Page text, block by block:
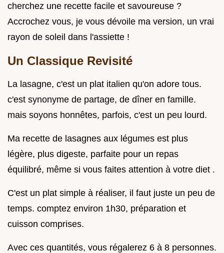
cherchez une recette facile et savoureuse ?
Accrochez vous, je vous dévoile ma version, un vrai
rayon de soleil dans l'assiette !
Un Classique Revisité
La lasagne, c'est un plat italien qu'on adore tous.
c'est synonyme de partage, de dîner en famille.
mais soyons honnêtes, parfois, c'est un peu lourd.
Ma recette de lasagnes aux légumes est plus
légère, plus digeste, parfaite pour un repas
équilibré, même si vous faites attention à votre diet .
C'est un plat simple à réaliser, il faut juste un peu de
temps. comptez environ 1h30, préparation et
cuisson comprises.
Avec ces quantités, vous régalerez 6 à 8 personnes.